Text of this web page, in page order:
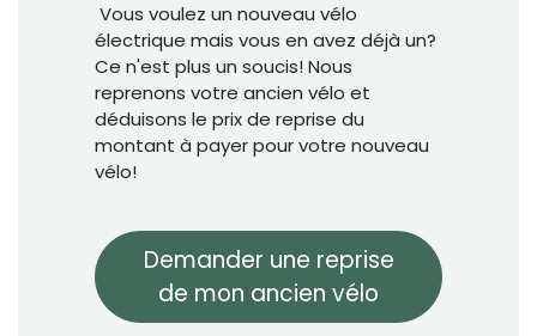
Vous voulez un nouveau vélo
électrique mais vous en avez déjà un?
Ce n'est plus un soucis! Nous
reprenons votre ancien vélo et
déduisons le prix de reprise du
montant à payer pour votre nouveau
vélo!
Demander une reprise
de mon ancien vélo